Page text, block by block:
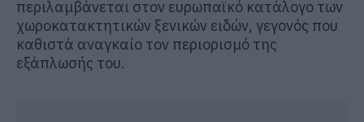
περιλαμβάνεται στον ευρωπαϊκό κατάλογο των
χωροκατακτητικών ξενικών ειδών, γεγονός που
καθιστά αναγκαίο τον περιορισμό της
εξάπλωσής του.